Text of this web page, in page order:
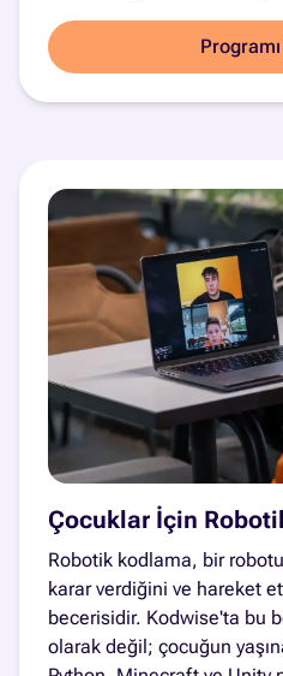
Çocuklar İçin
Robotik kodlama, bir
karar verdiğini ve hareket
becerisidir. Kodwise'ta bu
olarak değil; çocuğun